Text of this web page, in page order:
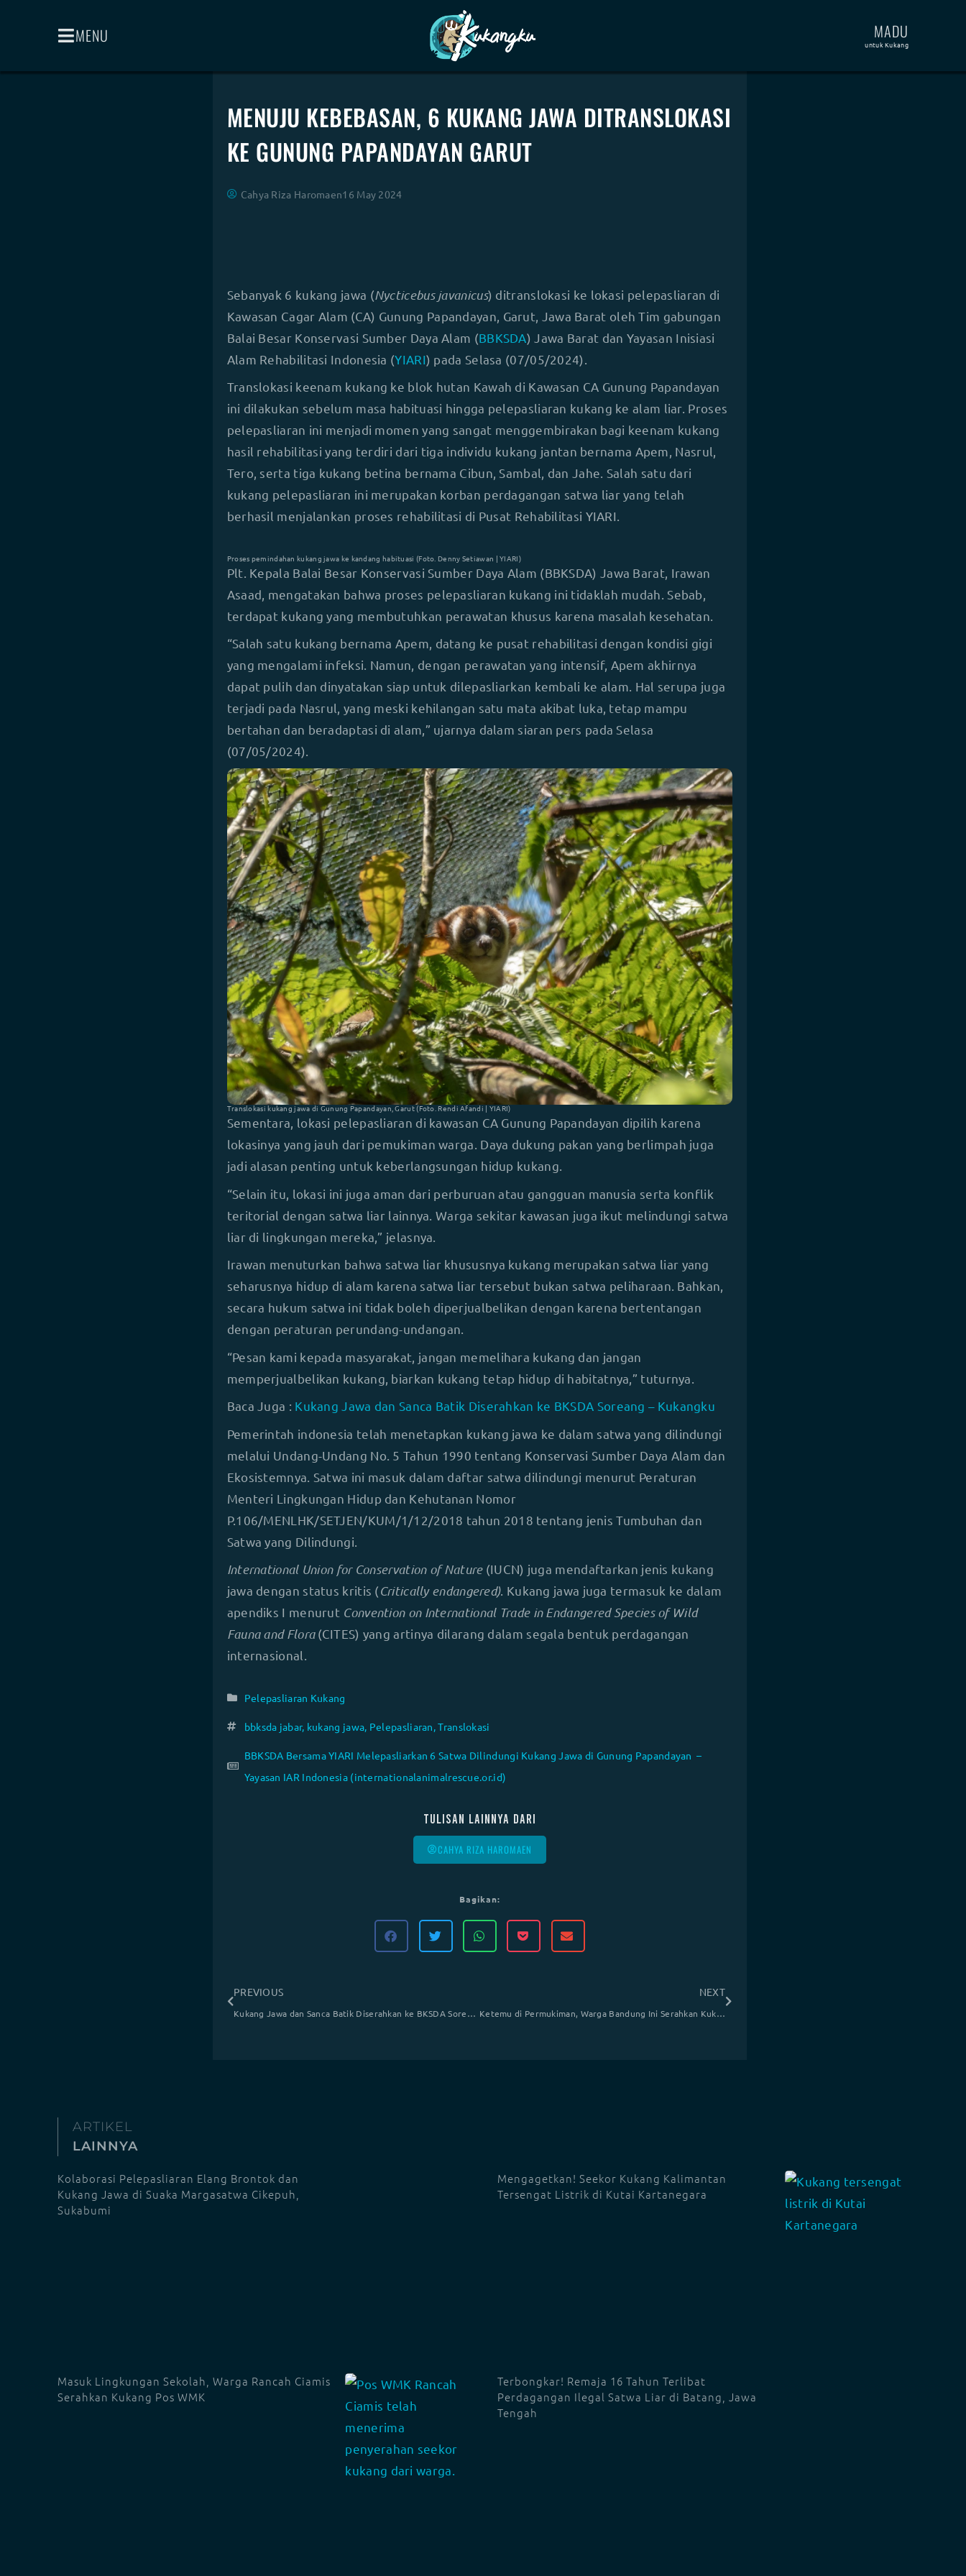
MENU MADU
untuk Kukang
MENUJU KEBEBASAN, 6 KUKANG JAWA DITRANSLOKASI
KE GUNUNG PAPANDAYAN GARUT
Cahya Riza Haromaen16 May 2024
Sebanyak 6 kukang jawa (Nycticebus javanicus) ditranslokasi ke lokasi pelepasliaran di
Kawasan Cagar Alam (CA) Gunung Papandayan, Garut, Jawa Barat oleh Tim gabungan
Balai Besar Konservasi Sumber Daya Alam (BBKSDA) Jawa Barat dan Yayasan Inisiasi
Alam Rehabilitasi Indonesia (YIARI) pada Selasa (07/05/2024).
Translokasi keenam kukang ke blok hutan Kawah di Kawasan CA Gunung Papandayan
ini dilakukan sebelum masa habituasi hingga pelepasliaran kukang ke alam liar. Proses
pelepasliaran ini menjadi momen yang sangat menggembirakan bagi keenam kukang
hasil rehabilitasi yang terdiri dari tiga individu kukang jantan bernama Apem, Nasrul,
Tero, serta tiga kukang betina bernama Cibun, Sambal, dan Jahe. Salah satu dari
kukang pelepasliaran ini merupakan korban perdagangan satwa liar yang telah
berhasil menjalankan proses rehabilitasi di Pusat Rehabilitasi YIARI.
Proses pemindahan kukang jawa ke kandang habituasi (Foto. Denny Setiawan | YIARI)
Plt. Kepala Balai Besar Konservasi Sumber Daya Alam (BBKSDA) Jawa Barat, Irawan
Asaad, mengatakan bahwa proses pelepasliaran kukang ini tidaklah mudah. Sebab,
terdapat kukang yang membutuhkan perawatan khusus karena masalah kesehatan.
“Salah satu kukang bernama Apem, datang ke pusat rehabilitasi dengan kondisi gigi
yang mengalami infeksi. Namun, dengan perawatan yang intensif, Apem akhirnya
dapat pulih dan dinyatakan siap untuk dilepasliarkan kembali ke alam. Hal serupa juga
terjadi pada Nasrul, yang meski kehilangan satu mata akibat luka, tetap mampu
bertahan dan beradaptasi di alam,” ujarnya dalam siaran pers pada Selasa
(07/05/2024).
Translokasi kukang jawa di Gunung Papandayan, Garut (Foto. Rendi Afandi | YIARI)
Sementara, lokasi pelepasliaran di kawasan CA Gunung Papandayan dipilih karena
lokasinya yang jauh dari pemukiman warga. Daya dukung pakan yang berlimpah juga
jadi alasan penting untuk keberlangsungan hidup kukang.
“Selain itu, lokasi ini juga aman dari perburuan atau gangguan manusia serta konflik
teritorial dengan satwa liar lainnya. Warga sekitar kawasan juga ikut melindungi satwa
liar di lingkungan mereka,” jelasnya.
Irawan menuturkan bahwa satwa liar khususnya kukang merupakan satwa liar yang
seharusnya hidup di alam karena satwa liar tersebut bukan satwa peliharaan. Bahkan,
secara hukum satwa ini tidak boleh diperjualbelikan dengan karena bertentangan
dengan peraturan perundang-undangan.
“Pesan kami kepada masyarakat, jangan memelihara kukang dan jangan
memperjualbelikan kukang, biarkan kukang tetap hidup di habitatnya,” tuturnya.
Baca Juga : Kukang Jawa dan Sanca Batik Diserahkan ke BKSDA Soreang – Kukangku
Pemerintah indonesia telah menetapkan kukang jawa ke dalam satwa yang dilindungi
melalui Undang-Undang No. 5 Tahun 1990 tentang Konservasi Sumber Daya Alam dan
Ekosistemnya. Satwa ini masuk dalam daftar satwa dilindungi menurut Peraturan
Menteri Lingkungan Hidup dan Kehutanan Nomor
P.106/MENLHK/SETJEN/KUM/1/12/2018 tahun 2018 tentang jenis Tumbuhan dan
Satwa yang Dilindungi.
International Union for Conservation of Nature(IUCN) juga mendaftarkan jenis kukang
jawa dengan status kritis (Critically endangered). Kukang jawa juga termasuk ke dalam
apendiks I menurut Convention on International Trade in Endangered Species of Wild
Fauna and Flora(CITES) yang artinya dilarang dalam segala bentuk perdagangan
internasional.
Pelepasliaran Kukang
bbksda jabar, kukang jawa, Pelepasliaran,Translokasi
BBKSDA Bersama YIARI Melepasliarkan 6 Satwa Dilindungi Kukang Jawa di Gunung Papandayan –
Yayasan IAR Indonesia (internationalanimalrescue.or.id)
Tulisan lainnya dari
CAHYA RIZA HAROMAEN
Bagikan:
PREVIOUS
Kukang Jawa dan Sanca Batik Diserahkan ke BKSDA Soreang
NEXT
Ketemu di Permukiman, Warga Bandung Ini Serahkan Kukang Jawa ke BBKSDA Jawa Barat
ARTIKEL
LAINNYA
Kolaborasi Pelepasliaran Elang Brontok dan
Kukang Jawa di Suaka Margasatwa Cikepuh,
Sukabumi
Mengagetkan! Seekor Kukang Kalimantan
Tersengat Listrik di Kutai Kartanegara
Masuk Lingkungan Sekolah, Warga Rancah Ciamis
Serahkan Kukang Pos WMK
Terbongkar! Remaja 16 Tahun Terlibat
Perdagangan Ilegal Satwa Liar di Batang, Jawa
Tengah